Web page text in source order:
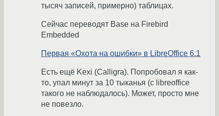
тысяч записей, примерно) таблицах.
Сейчас переводят Base на Firebird
Embedded
Первая «Охота на ошибки» в LibreOffice 6.1
Есть ещё Kexi (Calligra). Попробовал я как-
то, упал минут за 10 тыканья (с libreoffice
такого не наблюдалось). Может, просто мне
не повезло.